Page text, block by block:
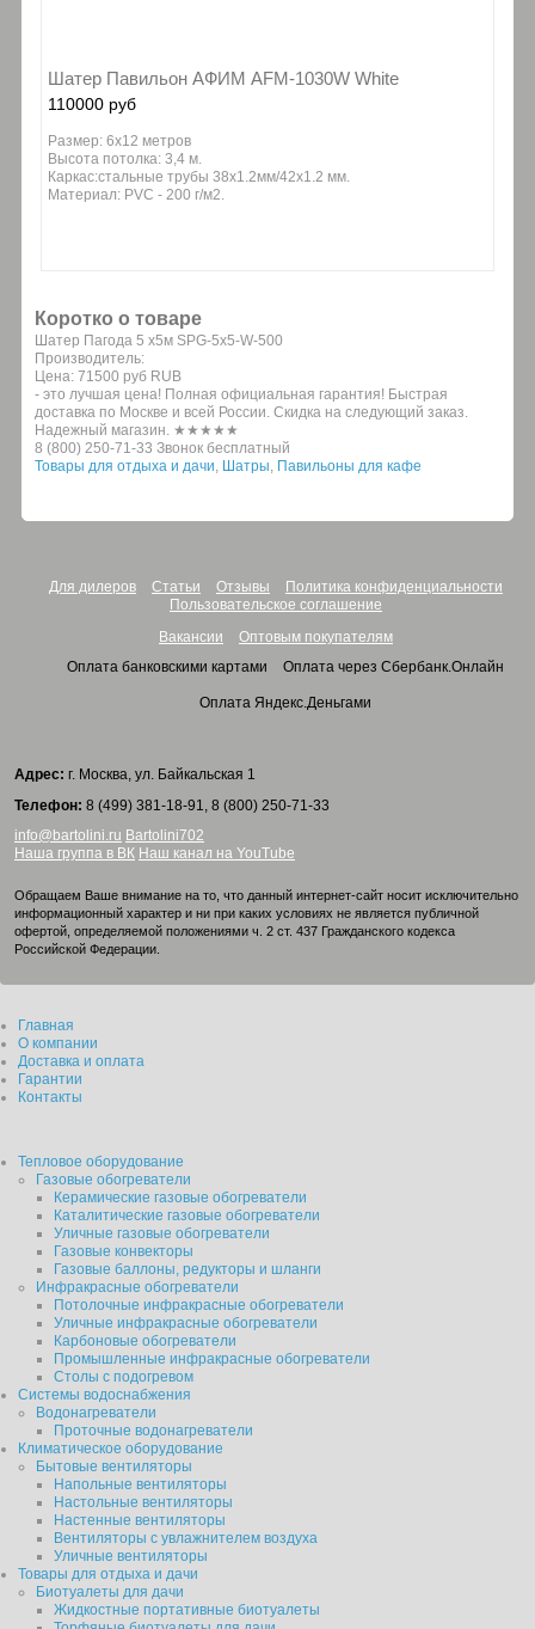
Шатер Павильон АФИМ AFM-1030W White
110000 руб
Размер: 6x12 метров
Высота потолка: 3,4 м.
Каркас:стальные трубы 38х1.2мм/42x1.2 мм.
Материал: PVC - 200 г/м2.
Коротко о товаре
Шатер Пагода 5 х5м SPG-5x5-W-500
Производитель:
Цена: 71500 руб RUB
- это лучшая цена! Полная официальная гарантия! Быстрая
доставка по Москве и всей России. Скидка на следующий заказ.
Надежный магазин. ★★★★★
8 (800) 250-71-33 Звонок бесплатный
Товары для отдыха и дачи Шатры Павильоны для кафе
Для дилеров Статьи Отзывы
Политика конфиденциальности
Пользовательское соглашение
Вакансии
Оптовым покупателям
Оплата банковскими картами
Оплата через Сбербанк.Онлайн
Оплата Яндекс.Деньгами
Адрес: г. Москва, ул. Байкальская 1
Телефон: 8 (499) 381-18-91, 8 (800) 250-71-33
info@bartolini.ru Bartolini702
Наша группа в ВК Наш канал на YouTube
Обращаем Ваше внимание на то, что данный интернет-сайт носит исключительно
информационный характер и ни при каких условиях не является публичной
офертой, определяемой положениями ч. 2 ст. 437 Гражданского кодекса
Российской Федерации.
Главная
О компании
Доставка и оплата
Гарантии
Контакты
Тепловое оборудование
Газовые обогреватели
Керамические газовые обогреватели
Каталитические газовые обогреватели
Уличные газовые обогреватели
Газовые конвекторы
Газовые баллоны, редукторы и шланги
Инфракрасные обогреватели
Потолочные инфракрасные обогреватели
Уличные инфракрасные обогреватели
Карбоновые обогреватели
Промышленные инфракрасные обогреватели
Столы с подогревом
Системы водоснабжения
Водонагреватели
Проточные водонагреватели
Климатическое оборудование
Бытовые вентиляторы
Напольные вентиляторы
Настольные вентиляторы
Настенные вентиляторы
Вентиляторы с увлажнителем воздуха
Уличные вентиляторы
Товары для отдыха и дачи
Биотуалеты для дачи
Жидкостные портативные биотуалеты